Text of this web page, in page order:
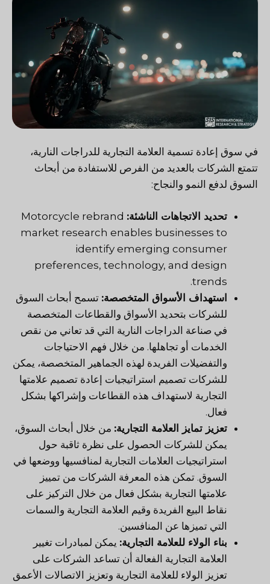
في سوق إعادة تسمية العلامة التجارية للدراجات النارية،
تتمتع الشركات بالعديد من الفرص للاستفادة من أبحاث
السوق لدفع النمو والنجاح:
تحديد الاتجاهات الناشئة: Motorcycle rebrand
market research enables businesses to
identify emerging consumer
preferences, technology, and design
trends.
استهداف الأسواق المتخصصة: تسمح أبحاث السوق
للشركات بتحديد الأسواق والقطاعات المتخصصة
في صناعة الدراجات النارية التي قد تعاني من نقص
الخدمات أو تجاهلها. من خلال فهم الاحتياجات
والتفضيلات الفريدة لهذه الجماهير المتخصصة، يمكن
للشركات تصميم استراتيجيات إعادة تصميم علامتها
التجارية لاستهداف هذه القطاعات وإشراكها بشكل
فعال.
تعزيز تمايز العلامة التجارية: من خلال أبحاث السوق،
يمكن للشركات الحصول على نظرة ثاقبة حول
استراتيجيات العلامات التجارية لمنافسيها ووضعها في
السوق. تمكن هذه المعرفة الشركات من تمييز
علامتها التجارية بشكل فعال من خلال التركيز على
نقاط البيع الفريدة وقيم العلامة التجارية والسمات
التي تميزها عن المنافسين.
بناء الولاء للعلامة التجارية: يمكن لمبادرات تغيير
العلامة التجارية الفعالة أن تساعد الشركات على
تعزيز الولاء للعلامة التجارية وتعزيز الاتصالات الأعمق